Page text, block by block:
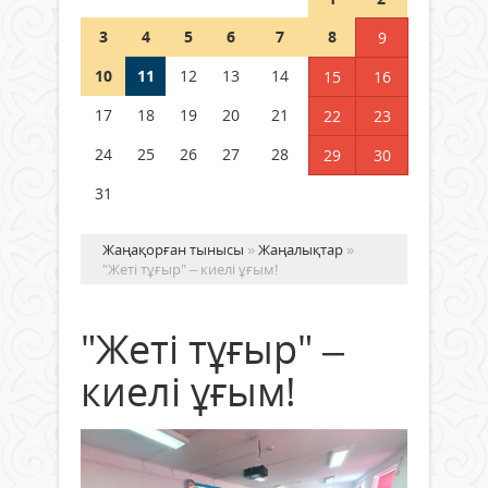
мыңнан астам көрерменнің
қауіпсіздігін қамтамасыз етті
06 тамыз 2026 ж.
3
4 5 6 7 8
9
10
11 12 13 14 15
16
17
18 19 20 21 22
23
24
25 26 27 28 29
30
31
Жаңақорған тынысы »Жаңалықтар »
"Жеті тұғыр" – киелі ұғым!
"Жеті тұғыр" –
киелі ұғым!